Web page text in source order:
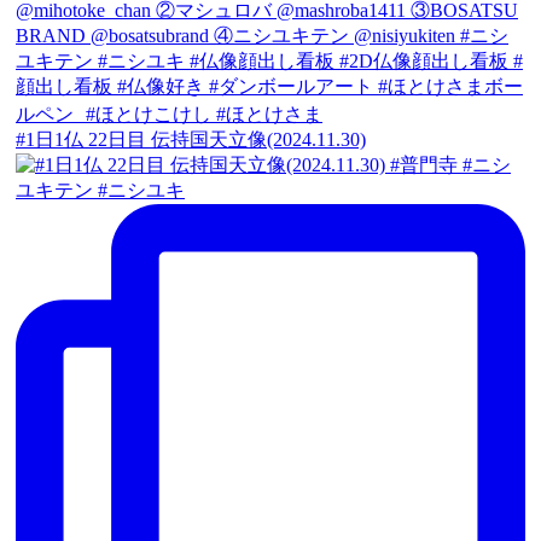
#1日1仏 22日目 伝持国天立像(2024.11.30)